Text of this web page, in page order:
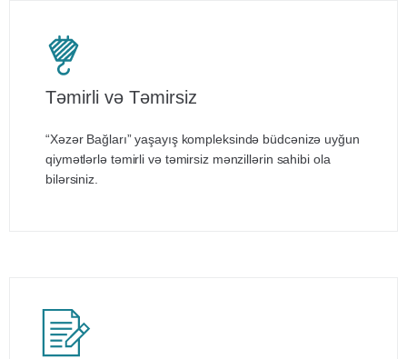
Təmirli və Təmirsiz
“Xəzər Bağları” yaşayış kompleksində büdcənizə uyğun
qiymətlərlə təmirli və təmirsiz mənzillərin sahibi ola
bilərsiniz.